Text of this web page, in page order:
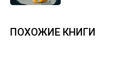
ПОХОЖИЕ КНИГИ